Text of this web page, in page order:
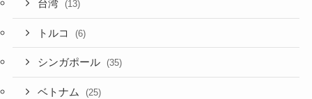
台湾 (13)
トルコ (6)
シンガポール (35)
ベトナム (25)